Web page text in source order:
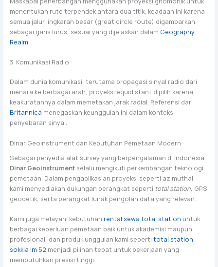
menentukan rute terpendek antara dua titik, keadaan ini karena
semua jalur lingkaran besar (great circle route) digambarkan
sebagai garis lurus, sesuai yang dijelaskan dalam Geography
Realm.
3. Komunikasi Radio
Dalam dunia komunikasi, terutama propagasi sinyal radio dari
menara ke berbagai arah, proyeksi equidistant dipilih karena
keakuratannya dalam memetakan jarak radial. Referensi dari
Britannica menegaskan keunggulan ini dalam konteks
penyebaran sinyal.
Dinar Geoinstrument dan Kebutuhan Pemetaan Modern
Sebagai penyedia alat survey yang berpengalaman di Indonesia,
Dinar Geoinstrumentselalu mengikuti perkembangan teknologi
pemetaan. Dalam pengaplikasian proyeksi seperti azimuthal,
kami menyediakan dukungan perangkat seperti total station, GPS
geodetik, serta perangkat lunak pengolah data yang relevan.
Kami juga melayani kebutuhan rental sewa total station untuk
berbagai keperluan pemetaan baik untuk akademisi maupun
profesional, dan produk unggulan kami seperti total station
sokkia im 52 menjadi pilihan tepat untuk pekerjaan yang
membutuhkan presisi tinggi.